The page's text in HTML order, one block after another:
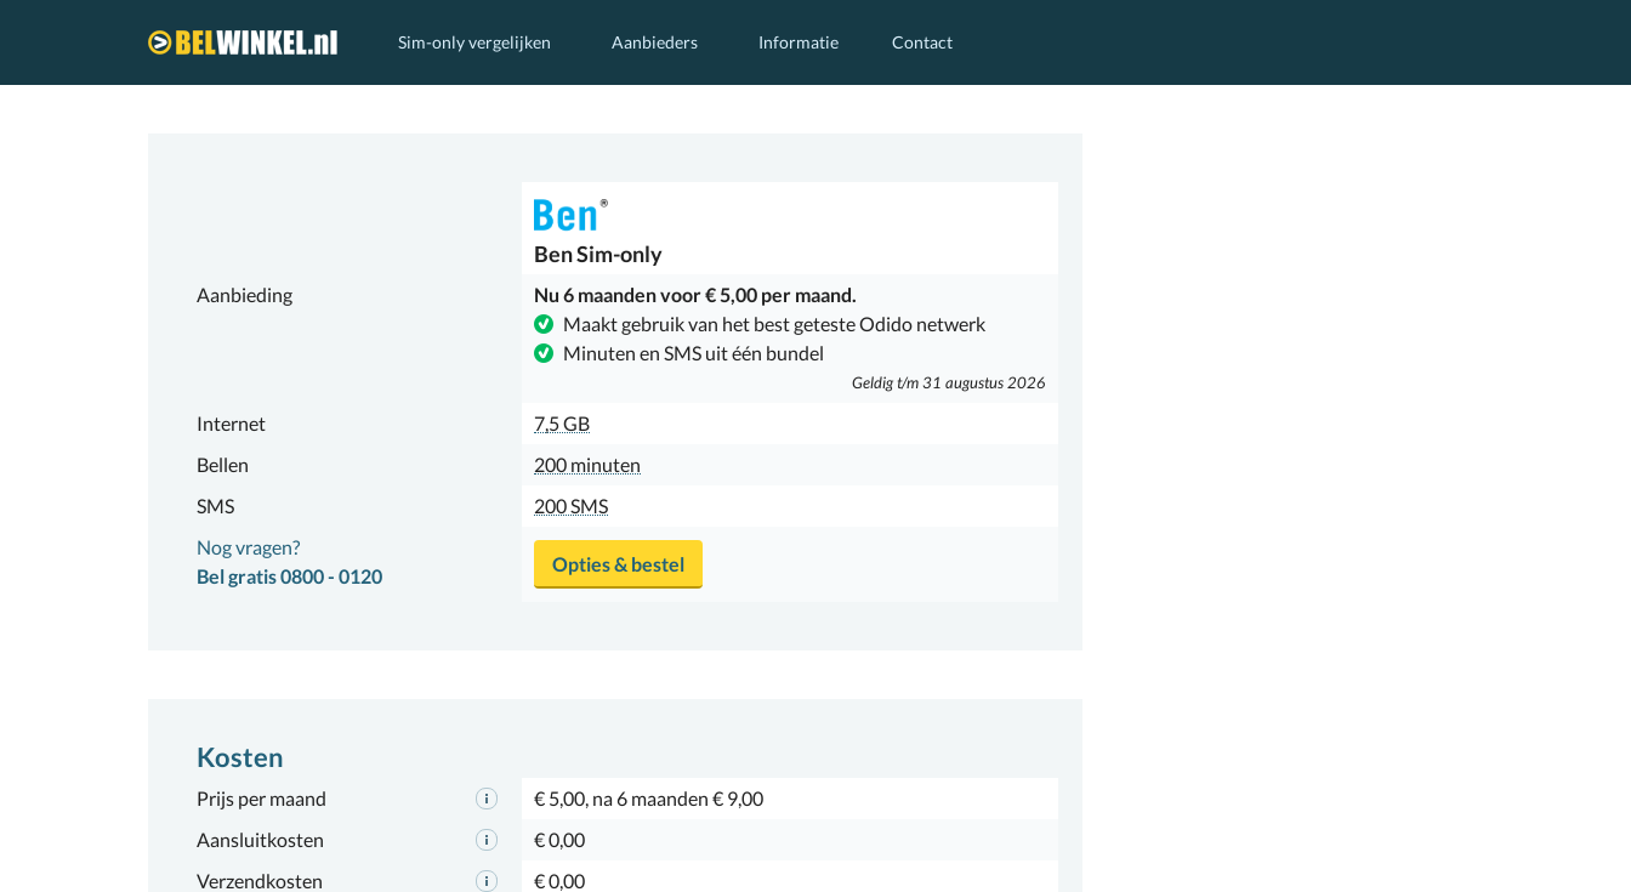
Sim-only vergelijken Aanbieders Informatie Contact
BenSim-only
Aanbieding
Nu 6 maanden voor € 5,00 per maand.
Maakt gebruik van het best geteste Odido netwerk
Minuten en SMS uit één bundel
Geldig t/m 31 augustus 2026
Internet
7,5 GB
Bellen
200 minuten
SMS
200 SMS
Nog vragen?
Bel gratis 0800 - 0120
Opties & bestel
Kosten
Prijs per maand
€ 5,00, na 6 maanden € 9,00
Aansluitkosten
€ 0,00
Verzendkosten
€ 0,00